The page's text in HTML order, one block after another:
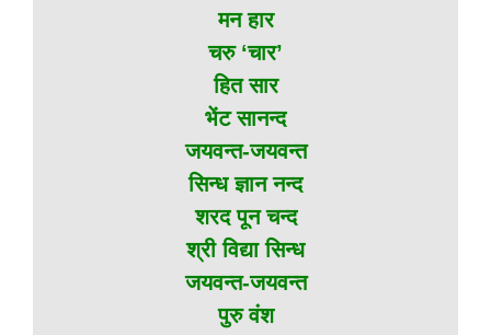
मन हार
चरु ‘चार’
हित सार
भेंट सानन्द
जयवन्त-जयवन्त
सिन्ध ज्ञान नन्द
शरद पून चन्द
श्री विद्या सिन्ध
जयवन्त-जयवन्त
पुरु वंश